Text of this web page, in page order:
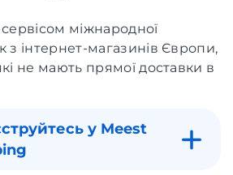
міжнародної
з інтернет-магазинів Європи,
не мають прямої доставки в
у Meest